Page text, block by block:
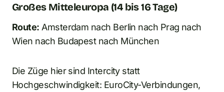
Großes Mitteleuropa (14 bis 16 Tage)
Route: Amsterdam nach Berlin nach Prag nach
Wien nach Budapest nach München
Die Züge hier sind Intercity statt
Hochgeschwindigkeit: EuroCity-Verbindungen,